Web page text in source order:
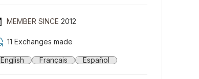
MEMBER SINCE 2012
11 Exchanges made
English Français Español